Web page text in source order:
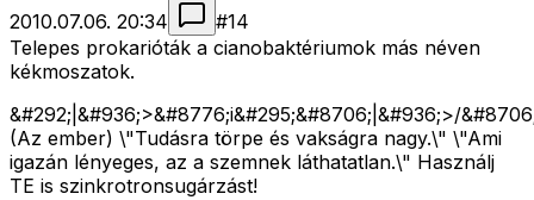
2010.07.06. 20:34
#14
Telepes prokarióták a cianobaktériumok más néven
kékmoszatok.
&#292;|&#936;>&#8776;i&#295;&#8706;|&#936;>/
(Az ember) \"Tudásra törpe és vakságra nagy.\" \"Ami
igazán lényeges, az a szemnek láthatatlan.\" Használj
TE is szinkrotronsugárzást!